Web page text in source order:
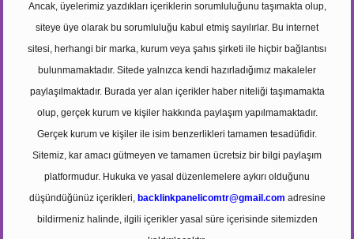
Ancak, üyelerimiz yazdıkları içeriklerin sorumluluğunu taşımakta olup,
siteye üye olarak bu sorumluluğu kabul etmiş sayılırlar. Bu internet
sitesi, herhangi bir marka, kurum veya şahıs şirketi ile hiçbir bağlantısı
bulunmamaktadır. Sitede yalnızca kendi hazırladığımız makaleler
paylaşılmaktadır. Burada yer alan içerikler haber niteliği taşımamakta
olup, gerçek kurum ve kişiler hakkında paylaşım yapılmamaktadır.
Gerçek kurum ve kişiler ile isim benzerlikleri tamamen tesadüfidir.
Sitemiz, kar amacı gütmeyen ve tamamen ücretsiz bir bilgi paylaşım
platformudur. Hukuka ve yasal düzenlemelere aykırı olduğunu
düşündüğünüz içerikleri, backlinkpanelicomtr@gmail.com adresine
bildirmeniz halinde, ilgili içerikler yasal süre içerisinde sitemizden